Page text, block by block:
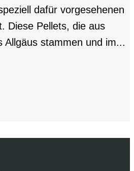
dafür vorgesehenen
Diese Pellets, die aus
Allgäus stammen und im...